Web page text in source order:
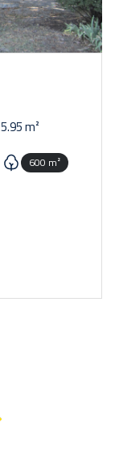
Maison 4 pièce(s) 3 chambre(s) 125.95 m²
600 m²